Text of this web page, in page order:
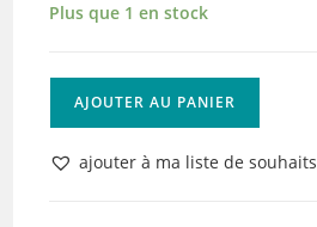
Plus que 1 en stock
Bouteille
Applicateur
AJOUTER AU PANIER
ajouter à ma liste de souhaits